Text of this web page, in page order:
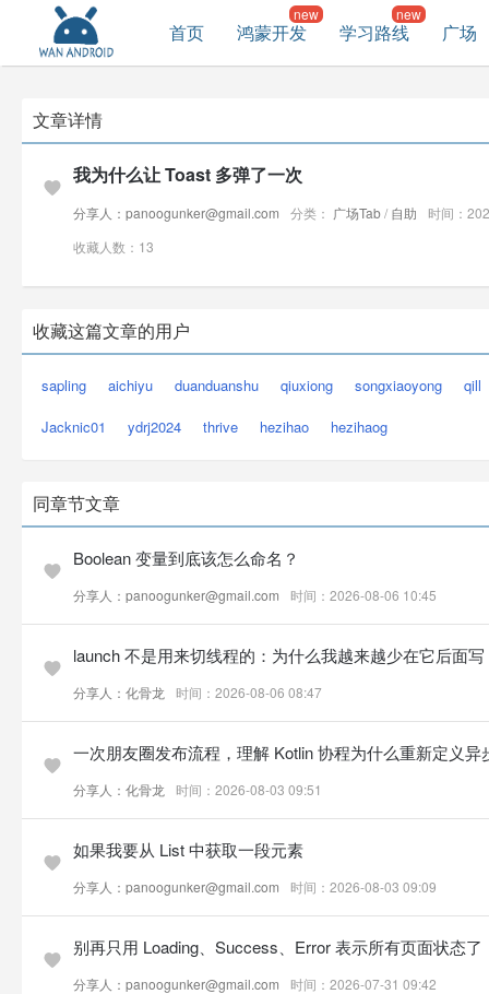
首页 鸿蒙开发 学习路线 广场
文章详情
我为什么让 Toast 多弹了一次
分享人：panoogunker@gmail.com 分类： 广场Tab/ 自助
时间：
收藏人数：13
收藏这篇文章的用户
sapling aichiyu duanduanshu qiuxiong songxiaoyong
qill
Jacknic01
ydrj2024 thrive hezihao hezihaog
同章节文章
Boolean 变量到底该怎么命名？
分享人：panoogunker@gmail.com 时间：2026-08-06 10:45
launch 不是用来切线程的：为什么我越来越少在它后面
分享人：化骨龙 时间：2026-08-06 08:47
一次朋友圈发布流程，理解 Kotlin 协程为什么重新定义异
分享人：化骨龙 时间：2026-08-03 09:51
如果我要从 List 中获取一段元素
分享人：panoogunker@gmail.com 时间：2026-08-03 09:09
别再只用 Loading、Success、Error 表示所有页面状态了
分享人：panoogunker@gmail.com 时间：2026-07-31 09:42